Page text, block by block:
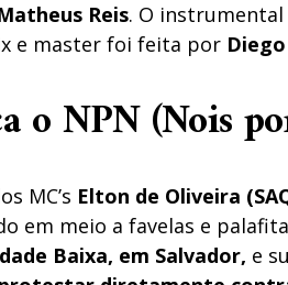
Reis. O
e master foi feita por
o NPN (Nois
MC’s Elton de Oliveira
em meio a favelas e
Baixa, em Salvador, e